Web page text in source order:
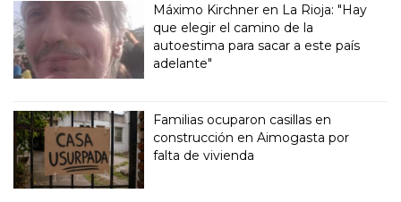
Máximo Kirchner en La Rioja: "Hay
que elegir el camino de la
autoestima para sacar a este país
adelante"
Familias ocuparon casillas en
construcción en Aimogasta por
falta de vivienda